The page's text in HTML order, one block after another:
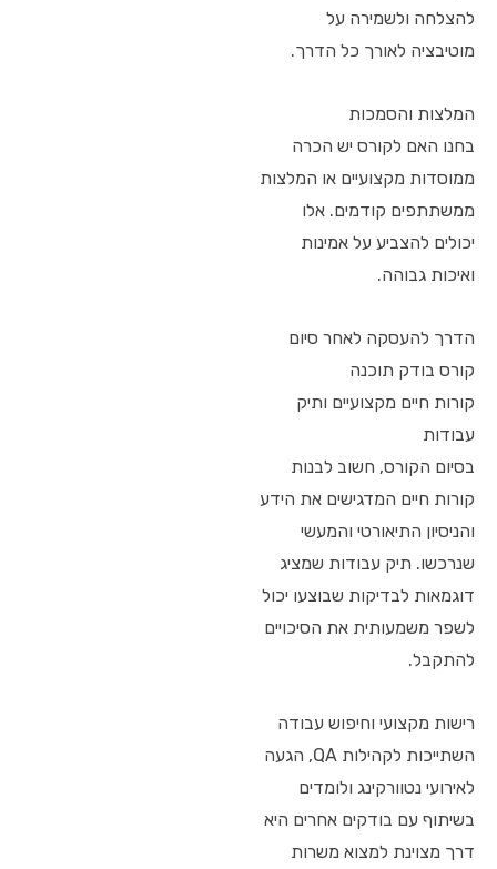
להצלחה ולשמירה על
מוטיבציה לאורך כל הדרך.
המלצות והסמכות
בחנו האם לקורס יש הכרה
ממוסדות מקצועיים או המלצות
ממשתתפים קודמים. אלו
יכולים להצביע על אמינות
ואיכות גבוהה.
הדרך להעסקה לאחר סיום
קורס בודק תוכנה
קורות חיים מקצועיים ותיק
עבודות
בסיום הקורס, חשוב לבנות
קורות חיים המדגישים את הידע
והניסיון התיאורטי והמעשי
שנרכשו. תיק עבודות שמציג
דוגמאות לבדיקות שבוצעו יכול
לשפר משמעותית את הסיכויים
להתקבל.
רישות מקצועי וחיפוש עבודה
השתייכות לקהילות QA, הגעה
לאירועי נטוורקינג ולומדים
בשיתוף עם בודקים אחרים היא
דרך מצוינת למצוא משרות